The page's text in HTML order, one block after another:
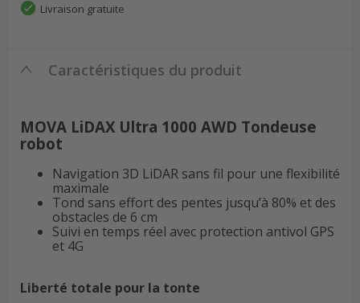
Livraison gratuite
Caractéristiques du produit
MOVA LiDAX Ultra 1000 AWD Tondeuse
robot
Navigation 3D LiDAR sans fil pour une flexibilité
maximale
Tond sans effort des pentes jusqu’à 80% et des
obstacles de 6 cm
Suivi en temps réel avec protection antivol GPS
et 4G
Liberté totale pour la tonte